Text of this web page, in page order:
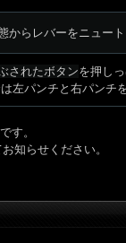
からレバーをニュー
されたボタンを押し
左パンチと右パンチ
す。
知らせください。